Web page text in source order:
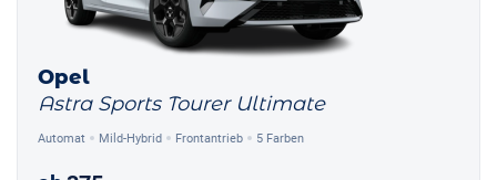
Opel
Astra Sports Tourer Ultimate
Automat Mild-Hybrid Frontantrieb 5 Farben